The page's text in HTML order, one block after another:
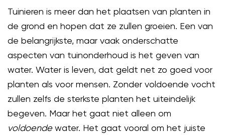
Tuinieren is meer dan het plaatsen van planten in
de grond en hopen dat ze zullen groeien. Een van
de belangrijkste, maar vaak onderschatte
aspecten van tuinonderhoud is het geven van
water. Water is leven, dat geldt net zo goed voor
planten als voor mensen. Zonder voldoende vocht
zullen zelfs de sterkste planten het uiteindelijk
begeven. Maar het gaat niet alleen om
voldoendewater. Het gaat vooral om het juiste